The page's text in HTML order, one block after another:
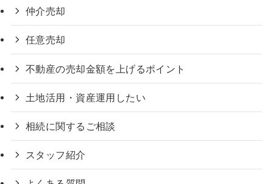
仲介売却
任意売却
不動産の売却金額を上げるポイント
土地活用・資産運用したい
相続に関するご相談
スタッフ紹介